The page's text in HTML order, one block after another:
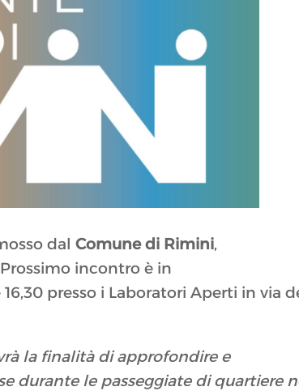
dalComune di Rimini,
incontro è in
16,30 presso i Laboratori Aperti in via
la finalità di approfondire e
durante le passeggiate di quartiere